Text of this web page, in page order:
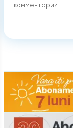
комментарии